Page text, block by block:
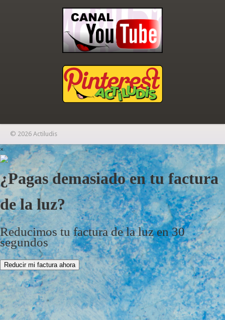
© 2026 Actiludis
×
¿Pagas demasiado en tu factura
de la luz?
Reducimos tu factura de la luz en 30
segundos
Reducir mi factura ahora